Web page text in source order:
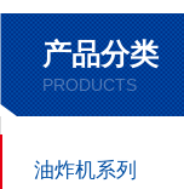
产品分类
PRODUCTS
油炸机系列